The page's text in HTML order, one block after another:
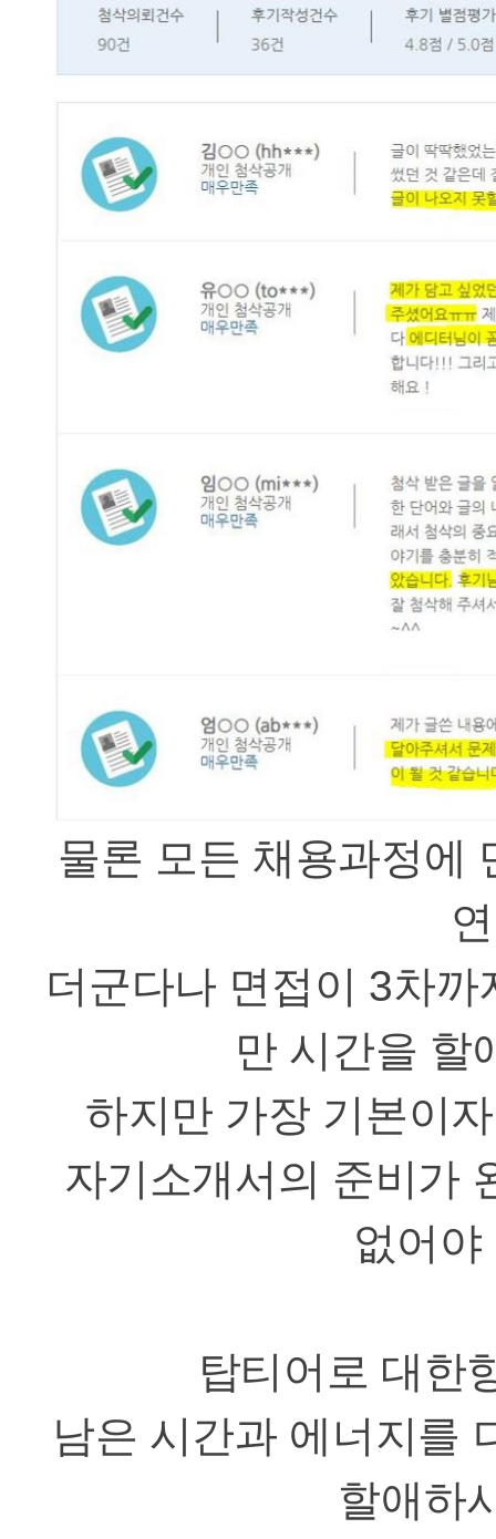
물론 모든 채용과정에
더군다나 면접이 3차까
만 시간을 할
하지만 가장 기본이
자기소개서의 준비가
없어야
탑티어로 대한
남은 시간과 에너지를
할애하